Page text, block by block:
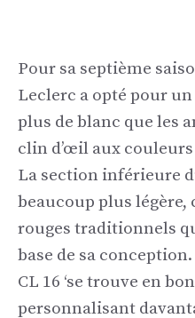
Pour sa septième
Leclerc a opté pour
plus de blanc que les
clin d’œil aux
La section inférieure
beaucoup plus
rouges traditionnels
base de sa
CL 16 ‘se trouve en
personnalisant